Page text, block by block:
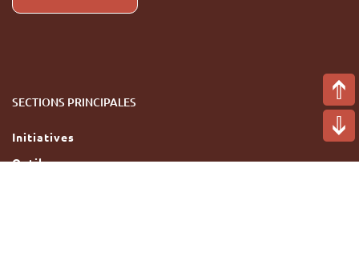
SECTIONS PRINCIPALES
Initiatives
Outils